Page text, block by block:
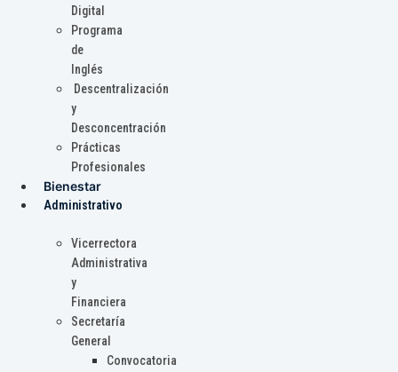
Digital
Programa
de
Inglés
Descentralización
y
Desconcentración
Prácticas
Profesionales
Bienestar
Administrativo
Vicerrectora
Administrativa
y
Financiera
Secretaría
General
Convocatoria